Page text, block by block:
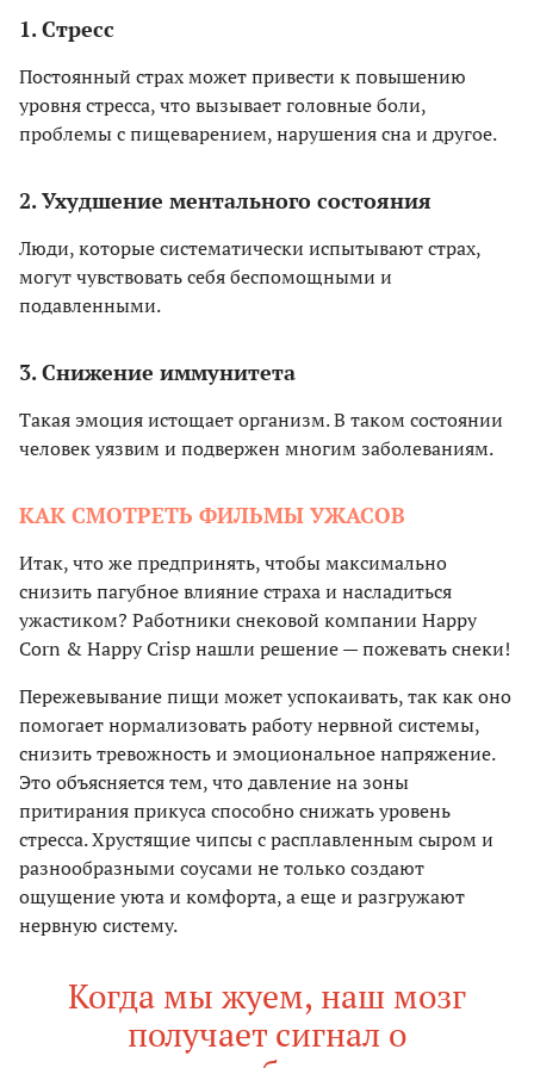
1. Стресс
Постоянный страх может привести к повышению
уровня стресса, что вызывает головные боли,
проблемы с пищеварением, нарушения сна и другое.
2. Ухудшение ментального состояния
Люди, которые систематически испытывают страх,
могут чувствовать себя беспомощными и
подавленными.
3. Снижение иммунитета
Такая эмоция истощает организм. В таком состоянии
человек уязвим и подвержен многим заболеваниям.
КАК СМОТРЕТЬ ФИЛЬМЫ УЖАСОВ
Итак, что же предпринять, чтобы максимально
снизить пагубное влияние страха и насладиться
ужастиком? Работники снековой компании Happy
Corn & Happy Crisp нашли решение — пожевать снеки!
Пережевывание пищи может успокаивать, так как оно
помогает нормализовать работу нервной системы,
снизить тревожность и эмоциональное напряжение.
Это объясняется тем, что давление на зоны
притирания прикуса способно снижать уровень
стресса. Хрустящие чипсы с расплавленным сыром и
разнообразными соусами не только создают
ощущение уюта и комфорта, а еще и разгружают
нервную систему.
Когда мы жуем, наш мозг
получает сигнал о